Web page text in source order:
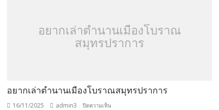
อยากเล่าตำนานเมืองโบราณ
สมุทรปราการ
อยากเล่าตำนานเมืองโบราณสมุทรปราการ
16/11/2025 admin3 ปิดความเห็น